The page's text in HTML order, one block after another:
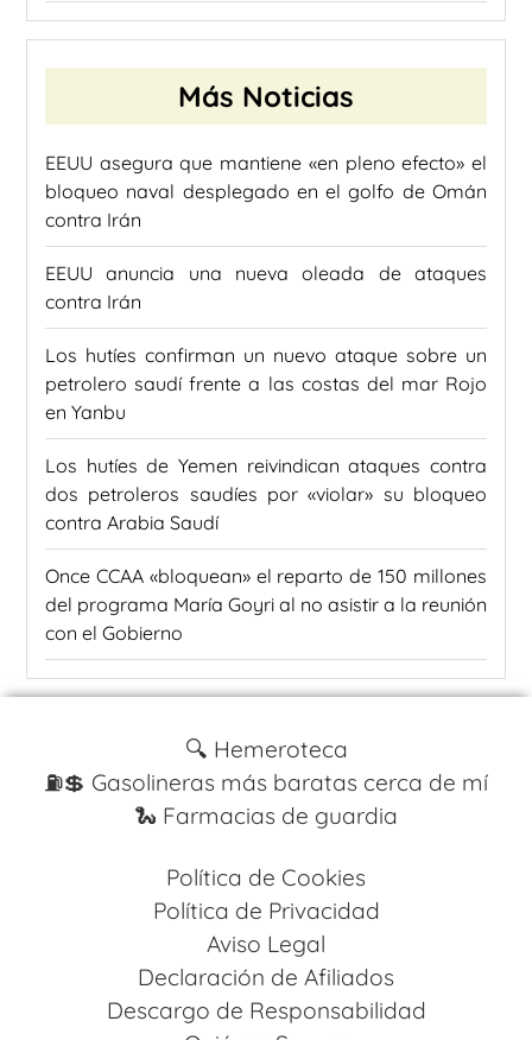
Más Noticias
EEUU asegura que mantiene «en pleno efecto» el
bloqueo naval desplegado en el golfo de Omán
contra Irán
EEUU anuncia una nueva oleada de ataques
contra Irán
Los hutíes confirman un nuevo ataque sobre un
petrolero saudí frente a las costas del mar Rojo
en Yanbu
Los hutíes de Yemen reivindican ataques contra
dos petroleros saudíes por «violar» su bloqueo
contra Arabia Saudí
Once CCAA «bloquean» el reparto de 150 millones
del programa María Goyri al no asistir a la reunión
con el Gobierno
🔍 Hemeroteca
⛽️💲 Gasolineras más baratas cerca de mí
🐍 Farmacias de guardia
Política de Cookies
Política de Privacidad
Aviso Legal
Declaración de Afiliados
Descargo de Responsabilidad